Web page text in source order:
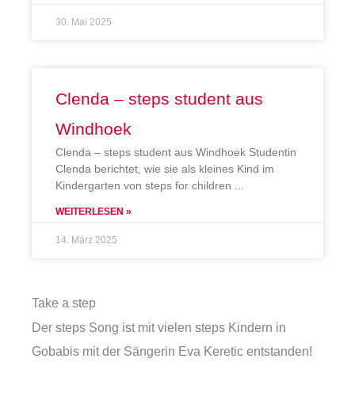
30. Mai 2025
Clenda – steps student aus
Windhoek
Clenda – steps student aus Windhoek Studentin
Clenda berichtet, wie sie als kleines Kind im
Kindergarten von steps for children
WEITERLESEN »
14. März 2025
Take a step
Der steps Song ist mit vielen steps Kindern in
Gobabis mit der Sängerin Eva Keretic entstanden!